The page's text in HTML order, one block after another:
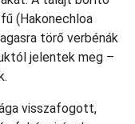
(Hakonechloa
törő verbénák
jelentek meg –
visszafogott,